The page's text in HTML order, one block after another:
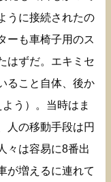
うに接続されたの
ーも車椅子用のス
はずだ。エキミセ
ること自体、後か
う）。当時はま
人の移動手段は円
々は容易に8番出
が増えるに連れて